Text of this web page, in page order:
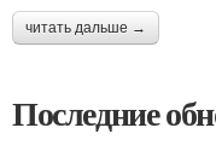
читать дальше →
Последние